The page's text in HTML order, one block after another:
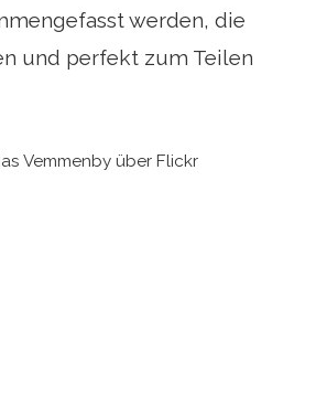
werden, die
und perfekt zum Teilen
Vemmenby über Flickr